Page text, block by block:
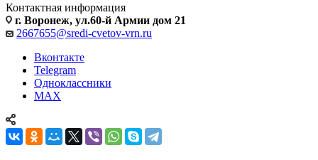
Контактная информация
г. Воронеж, ул.60-й Армии дом 21
2667655@sredi-cvetov-vrn.ru
Вконтакте
Telegram
Одноклассники
MAX